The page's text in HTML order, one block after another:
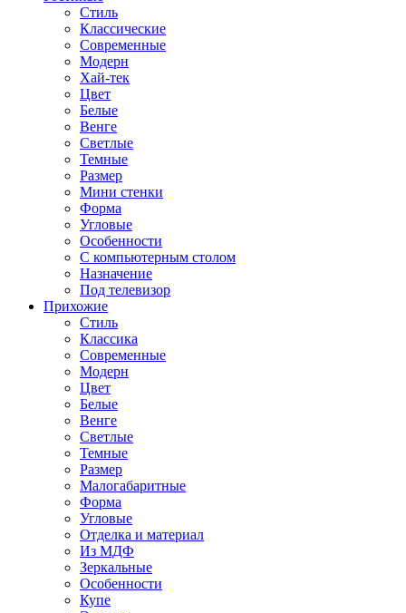
Стиль
Классические
Современные
Модерн
Хай-тек
Цвет
Белые
Венге
Светлые
Темные
Размер
Мини стенки
Форма
Угловые
Особенности
С компьютерным столом
Назначение
Под телевизор
Прихожие
Стиль
Классика
Современные
Модерн
Цвет
Белые
Венге
Светлые
Темные
Размер
Малогабаритные
Форма
Угловые
Отделка и материал
Из МДФ
Зеркальные
Особенности
Купе